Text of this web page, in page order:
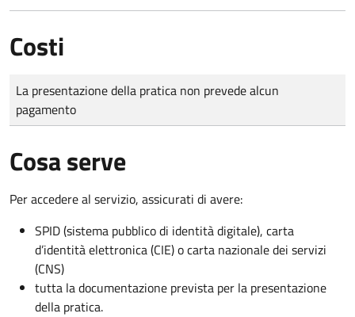
Costi
Tipo di pagamento
Importo
La presentazione della pratica non prevede alcun
pagamento
Cosa serve
Per accedere al servizio, assicurati di avere:
SPID (sistema pubblico di identità digitale), carta
d’identità elettronica (CIE) o carta nazionale dei servizi
(CNS)
tutta la documentazione prevista per la presentazione
della pratica.